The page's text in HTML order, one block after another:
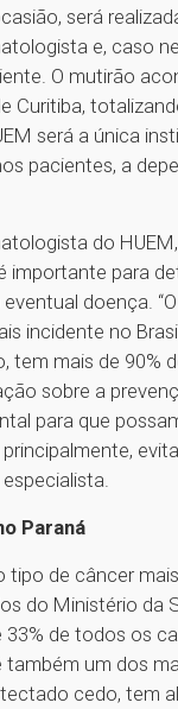
será
e, caso
O mutirão
Curitiba,
será a única
pacientes, a
do
importante para
doença.
incidente no
tem mais de 90%
sobre a
para que
Paraná
tipo de câncer
do Ministério da
33% de todos os
também um dos
cedo, tem